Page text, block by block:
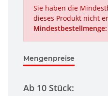
Sie haben die
dieses Produkt nicht
Mindestbestellmenge:
Mengenpreise
Ab 10 Stück: